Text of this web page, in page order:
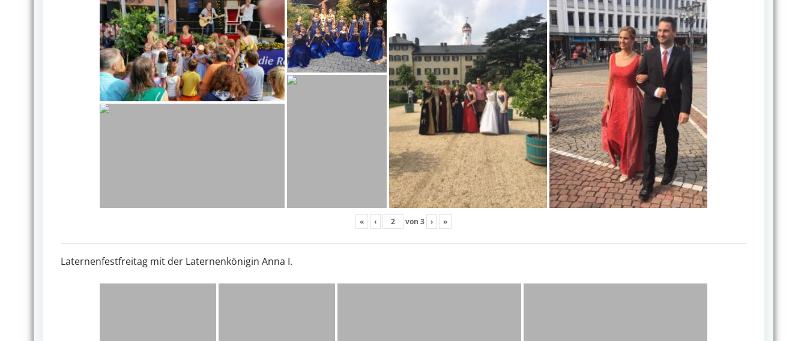
« ‹ von 3 › »
Laternenfestfreitag mit der Laternenkönigin Anna I.